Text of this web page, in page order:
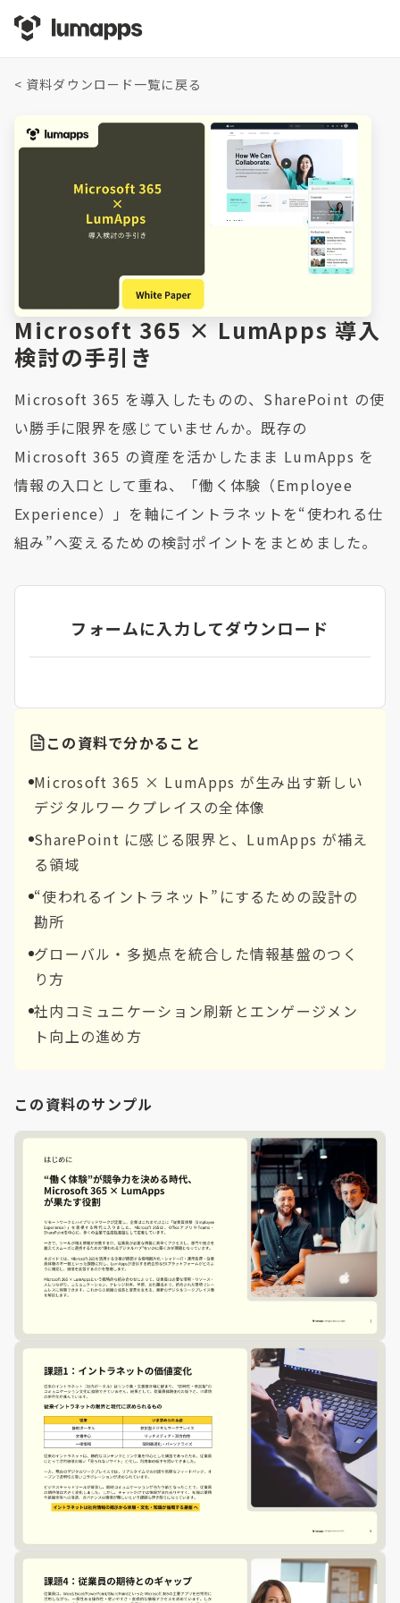
< 資料ダウンロード一覧に戻る
Microsoft 365 × LumApps 導入
検討の手引き
Microsoft 365 を導入したものの、SharePoint の使
い勝手に限界を感じていませんか。既存の
Microsoft 365 の資産を活かしたまま LumApps を
情報の入口として重ね、「働く体験（Employee
Experience）」を軸にイントラネットを“使われる仕
組み”へ変えるための検討ポイントをまとめました。
この資料で分かること
Microsoft 365 × LumApps が生み出す新しい
デジタルワークプレイスの全体像
SharePoint に感じる限界と、LumApps が補え
る領域
“使われるイントラネット”にするための設計の
勘所
グローバル・多拠点を統合した情報基盤のつく
り方
社内コミュニケーション刷新とエンゲージメン
ト向上の進め方
この資料のサンプル
フォームに入力してダウンロード